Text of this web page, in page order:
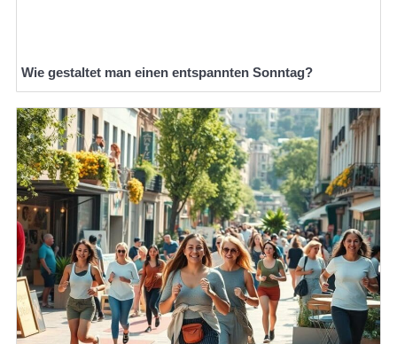
Wie gestaltet man einen entspannten Sonntag?